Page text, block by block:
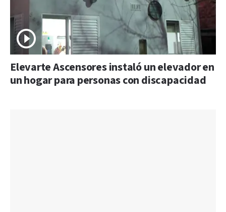
Elevarte Ascensores instaló un elevador en
un hogar para personas con discapacidad